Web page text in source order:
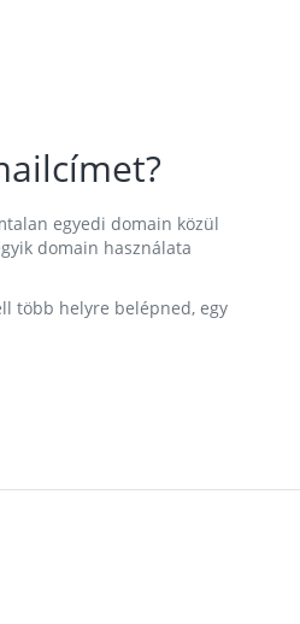
egyedi domain közül
domain használata
több helyre belépned, egy